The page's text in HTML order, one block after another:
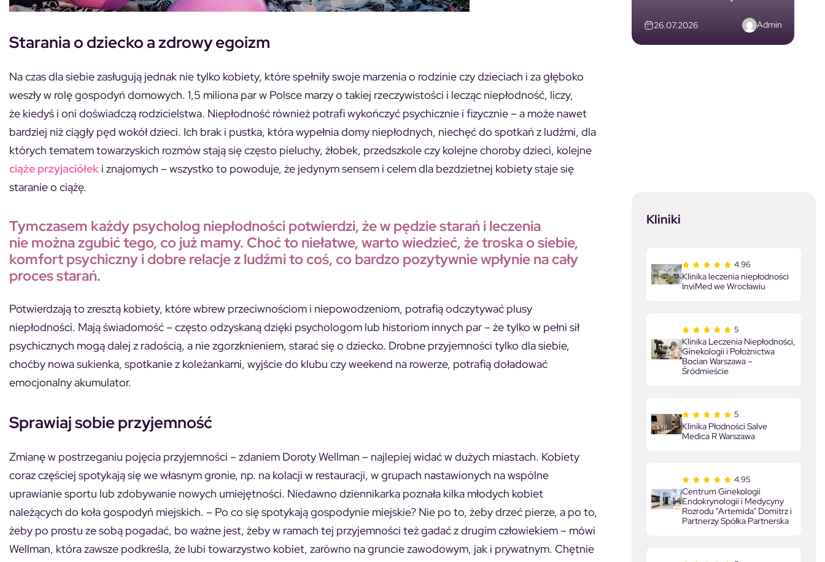
Starania o dziecko a zdrowy egoizm
Na czas dla siebie zasługują jednak nie tylko kobiety, które spełniły swoje marzenia o rodzinie czy dzieciach i za głęboko
weszły w rolę gospodyń domowych. 1,5 miliona par w Polsce marzy o takiej rzeczywistości i lecząc niepłodność, liczy,
że kiedyś i oni doświadczą rodzicielstwa. Niepłodność również potrafi wykończyć psychicznie i fizycznie – a może nawet
bardziej niż ciągły pęd wokół dzieci. Ich brak i pustka, która wypełnia domy niepłodnych, niechęć do spotkań z ludźmi, dla
których tematem towarzyskich rozmów stają się często pieluchy, żłobek, przedszkole czy kolejne choroby dzieci, kolejne
ciąże przyjaciółek i znajomych – wszystko to powoduje, że jedynym sensem i celem dla bezdzietnej kobiety staje się
staranie o ciążę.
Tymczasem każdy psycholog niepłodności potwierdzi, że w pędzie starań i leczenia
nie można zgubić tego, co już mamy. Choć to niełatwe, warto wiedzieć, że troska o siebie,
komfort psychiczny i dobre relacje z ludźmi to coś, co bardzo pozytywnie wpłynie na cały
proces starań.
Potwierdzają to zresztą kobiety, które wbrew przeciwnościom i niepowodzeniom, potrafią odczytywać plusy
niepłodności. Mają świadomość – często odzyskaną dzięki psychologom lub historiom innych par – że tylko w pełni sił
psychicznych mogą dalej z radością, a nie zgorzknieniem, starać się o dziecko. Drobne przyjemności tylko dla siebie,
choćby nowa sukienka, spotkanie z koleżankami, wyjście do klubu czy weekend na rowerze, potrafią doładować
emocjonalny akumulator.
Sprawiaj sobie przyjemność
Zmianę w postrzeganiu pojęcia przyjemności – zdaniem Doroty Wellman – najlepiej widać w dużych miastach. Kobiety
coraz częściej spotykają się we własnym gronie, np. na kolacji w restauracji, w grupach nastawionych na wspólne
uprawianie sportu lub zdobywanie nowych umiejętności. Niedawno dziennikarka poznała kilka młodych kobiet
należących do koła gospodyń miejskich. – Po co się spotykają gospodynie miejskie? Nie po to, żeby drzeć pierze, a po to,
żeby po prostu ze sobą pogadać, bo ważne jest, żeby w ramach tej przyjemności też gadać z drugim człowiekiem – mówi
Wellman, która zawsze podkreśla, że lubi towarzystwo kobiet, zarówno na gruncie zawodowym, jak i prywatnym. Chętnie
26.07.2026 Admin
Kliniki
4.96
Klinika leczenia niepłodności
InviMed we Wrocławiu
5
Klinika Leczenia Niepłodności,
Ginekologii i Położnictwa
Bocian Warszawa –
Śródmieście
5
Klinika Płodności Salve
Medica R Warszawa
4.95
Centrum Ginekologii
Endokrynologii i Medycyny
Rozrodu "Artemida" Domitrz i
Partnerzy Spółka Partnerska